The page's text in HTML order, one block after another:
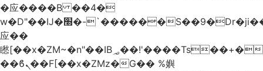
�应����B ��4�
w�D"��IJ�׭�-`������S��9�Dr�ji��EJ߅��gJ�
应��
矁[��x�ZM~�n"��IB؃��!'����Тѕ��+��(m��IK�ʭ�/|
��ϐܢ��F[��x�ZMz�G�� %嬩